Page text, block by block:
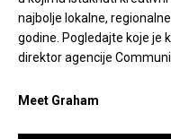
najbolje lokalne,
godine. Pogledajte koje je
direktor agencije
Meet Graham